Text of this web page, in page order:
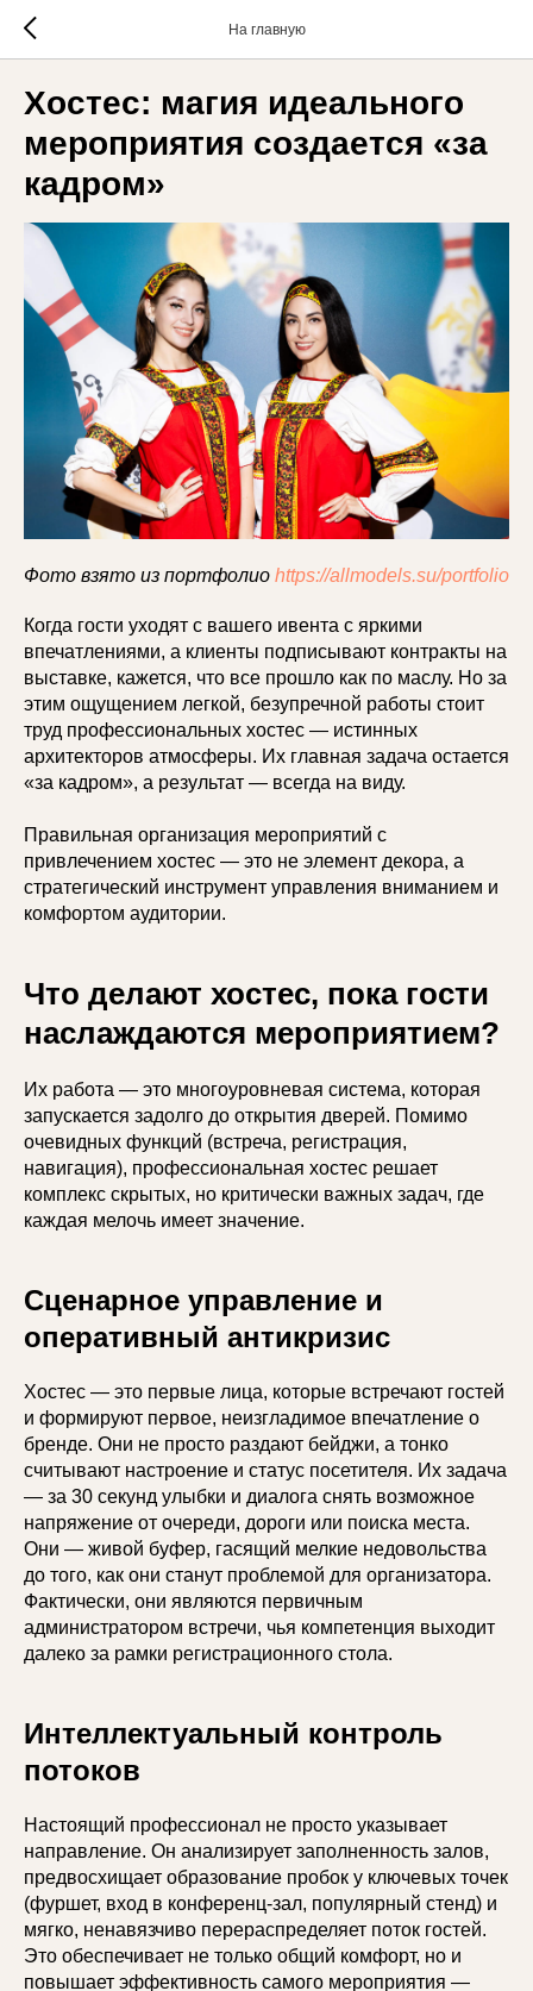
На главную
Хостес: магия идеального
мероприятия создается «за
кадром»
Фото взято из портфолио https://allmodels.su/portfolio
Когда гости уходят с вашего ивента с яркими
впечатлениями, а клиенты подписывают контракты на
выставке, кажется, что все прошло как по маслу. Но за
этим ощущением легкой, безупречной работы стоит
труд профессиональных хостес — истинных
архитекторов атмосферы. Их главная задача остается
«за кадром», а результат — всегда на виду.
Правильная организация мероприятий с
привлечением хостес — это не элемент декора, а
стратегический инструмент управления вниманием и
комфортом аудитории.
Что делают хостес, пока гости
наслаждаются мероприятием?
Их работа — это многоуровневая система, которая
запускается задолго до открытия дверей. Помимо
очевидных функций (встреча, регистрация,
навигация), профессиональная хостес решает
комплекс скрытых, но критически важных задач, где
каждая мелочь имеет значение.
Сценарное управление и
оперативный антикризис
Хостес — это первые лица, которые встречают гостей
и формируют первое, неизгладимое впечатление о
бренде. Они не просто раздают бейджи, а тонко
считывают настроение и статус посетителя. Их задача
— за 30 секунд улыбки и диалога снять возможное
напряжение от очереди, дороги или поиска места.
Они — живой буфер, гасящий мелкие недовольства
до того, как они станут проблемой для организатора.
Фактически, они являются первичным
администратором встречи, чья компетенция выходит
далеко за рамки регистрационного стола.
Интеллектуальный контроль
потоков
Настоящий профессионал не просто указывает
направление. Он анализирует заполненность залов,
предвосхищает образование пробок у ключевых точек
(фуршет, вход в конференц-зал, популярный стенд) и
мягко, ненавязчиво перераспределяет поток гостей.
Это обеспечивает не только общий комфорт, но и
повышает эффективность самого мероприятия —